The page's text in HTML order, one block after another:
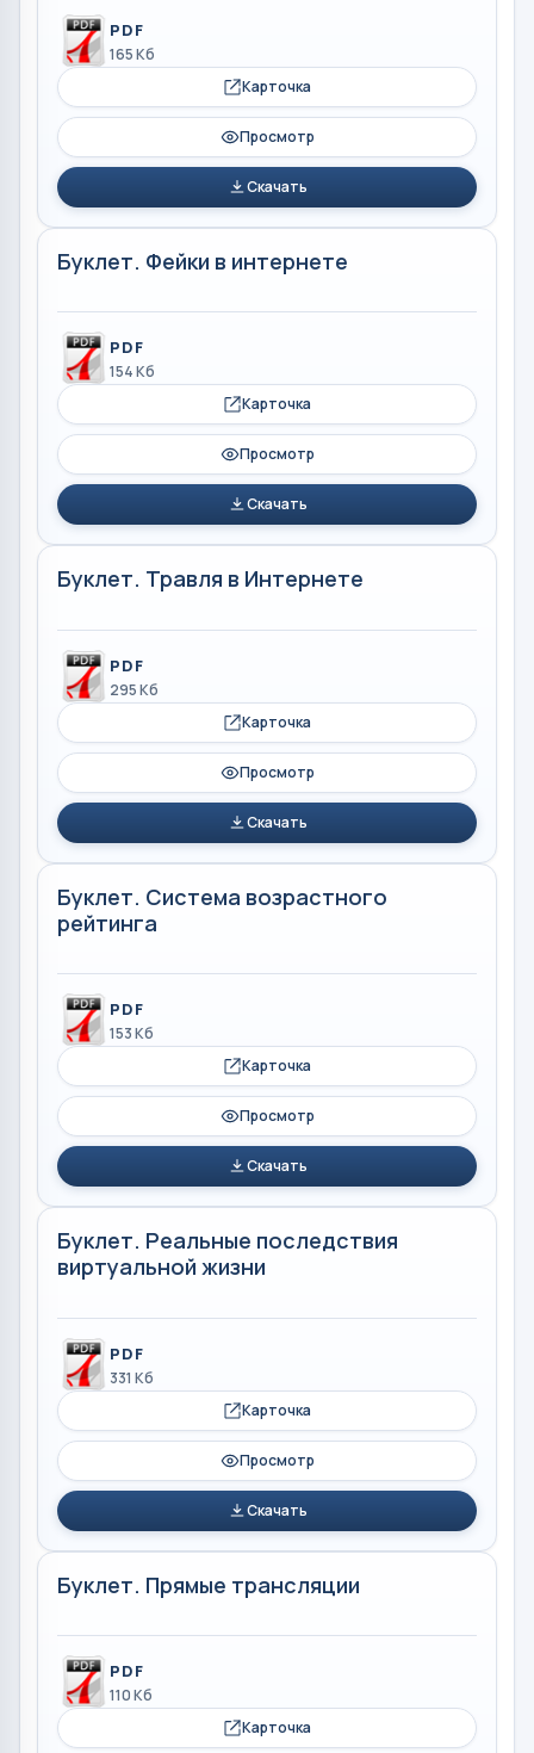
PDF
165 Кб
Карточка
Просмотр
Скачать
Буклет. Фейки в интернете
PDF
154 Кб
Карточка
Просмотр
Скачать
Буклет. Травля в Интернете
PDF
295 Кб
Карточка
Просмотр
Скачать
Буклет. Система возрастного
рейтинга
PDF
153 Кб
Карточка
Просмотр
Скачать
Буклет. Реальные последствия
виртуальной жизни
PDF
331 Кб
Карточка
Просмотр
Скачать
Буклет. Прямые трансляции
PDF
110 Кб
Карточка